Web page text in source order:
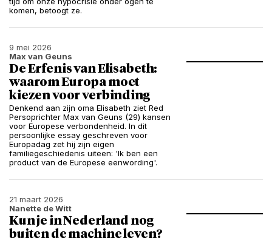
komen, betoogt ze.
9 mei 2026
Max van Geuns
De Erfenis van Elisabeth:
waarom Europa moet
kiezen voor verbinding
Denkend aan zijn oma Elisabeth ziet Red
Persoprichter Max van Geuns (29) kansen
voor Europese verbondenheid. In dit
persoonlijke essay geschreven voor
Europadag zet hij zijn eigen
familiegeschiedenis uiteen: 'Ik ben een
product van de Europese eenwording'.
21 maart 2026
Nanette de Witt
Kun je in Nederland nog
buiten de machine leven?